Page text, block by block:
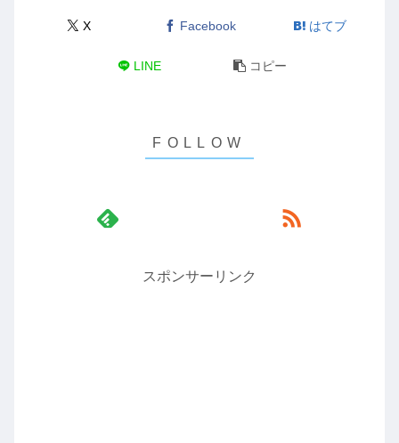
X Facebook はてブ
LINE コピー
スポンサーリンク